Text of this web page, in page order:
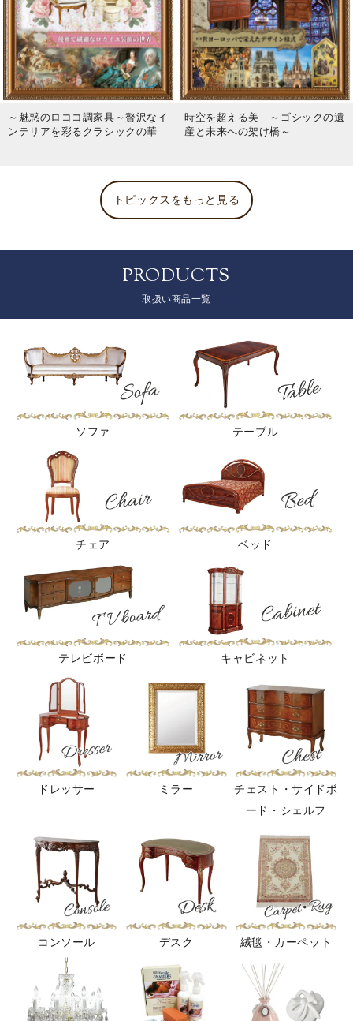
～魅惑のロココ調家具～贅沢なイ
ンテリアを彩るクラシックの華
時空を超える美 ～ゴシックの遺
産と未来への架け橋～
トピックスをもっと見る
PRODUCTS
取扱い商品一覧
ソファ テーブル
チェア ベッド
テレビボード キャビネット
ドレッサー ミラー
チェスト・サイドボ
ード・シェルフ
コンソール デスク 絨毯・カーペット